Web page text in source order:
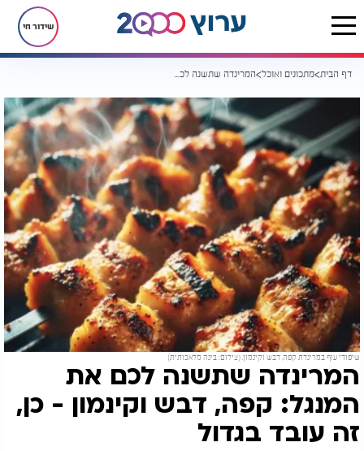
שידור חי
דף הבית מתכונים ואוכל המרינדה שתשנה לכם את המנגל: קפה, דבש וקינמון - כן, זה עובד בגדול
שיפודי עוף במרינדת קפה, דבש וקינמון. (צילום: בינה מלאכותית)
המרינדה שתשנה לכם את
המנגל: קפה, דבש וקינמון - כן,
זה עובד בגדול